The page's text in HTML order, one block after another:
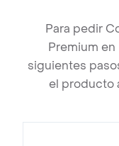
Para pedir
Premium
siguientes
el producto